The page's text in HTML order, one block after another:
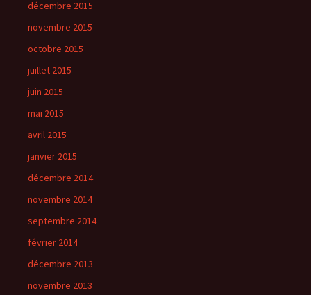
décembre 2015
novembre 2015
octobre 2015
juillet 2015
juin 2015
mai 2015
avril 2015
janvier 2015
décembre 2014
novembre 2014
septembre 2014
février 2014
décembre 2013
novembre 2013